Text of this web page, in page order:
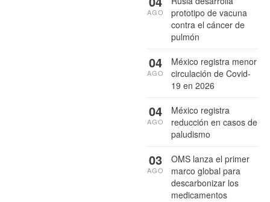
prototipo de vacuna
contra el cáncer de
pulmón
AGO
México registra menor
circulación de Covid-
19 en 2026
04
AGO
México registra
reducción en casos de
paludismo
04
AGO
OMS lanza el primer
marco global para
descarbonizar los
medicamentos
03
AGO